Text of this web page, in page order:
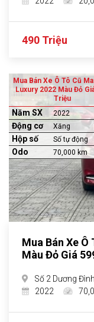
490 Triệu
Mua Bán Xe Ô Tô Cũ
Luxury 2022 Màu Đỏ
Triệu
Năm SX 2022
Động cơ Xăng
Hộp số Số tự động
Odo 70,000 km
Mua Bán Xe
Màu Đỏ Giá
Số 2 Dương
2022